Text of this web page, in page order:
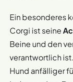
Ein besonderes
Corgi ist seine
Beine und den
verantwortlich
Hund anfälliger